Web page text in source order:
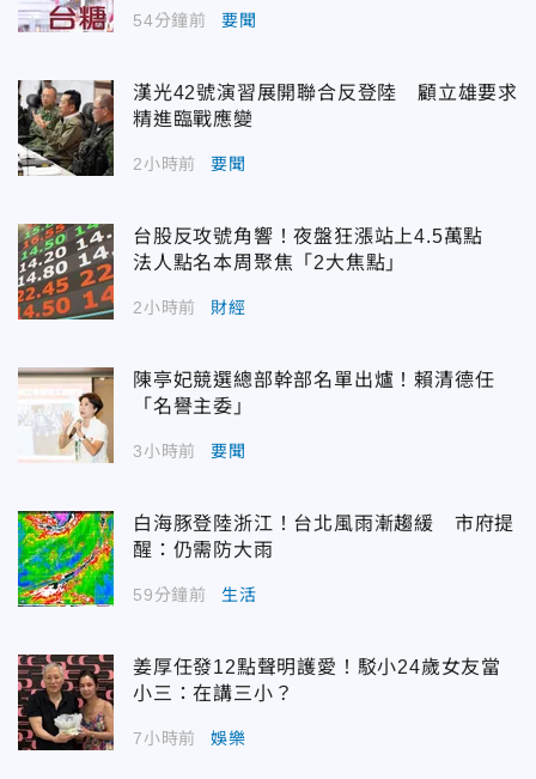
54分鐘前 要聞
漢光42號演習展開聯合反登陸 顧立雄要求
精進臨戰應變
2小時前 要聞
台股反攻號角響！夜盤狂漲站上4.5萬點
法人點名本周聚焦「2大焦點」
2小時前 財經
陳亭妃競選總部幹部名單出爐！賴清德任
「名譽主委」
3小時前 要聞
白海豚登陸浙江！台北風雨漸趨緩 市府提
醒：仍需防大雨
59分鐘前 生活
姜厚任發12點聲明護愛！駁小24歲女友當
小三：在講三小？
7小時前 娛樂